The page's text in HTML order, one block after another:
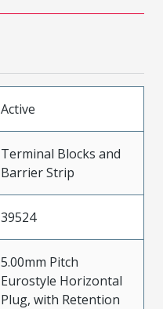
Active
Terminal Blocks and
Barrier Strip
39524
5.00mm Pitch
Eurostyle Horizontal
Plug, with Retention